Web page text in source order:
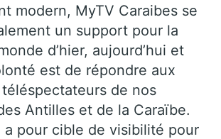
modern, MyTV Caraibes se
un support pour la
d’hier, aujourd’hui et
est de répondre aux
de nos
Antilles et de la Caraïbe.
a pour cible de visibilité pour